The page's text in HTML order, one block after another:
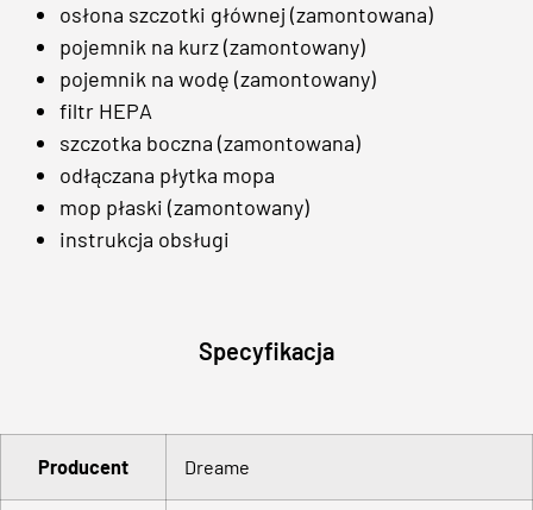
osłona szczotki głównej (zamontowana)
pojemnik na kurz (zamontowany)
pojemnik na wodę (zamontowany)
filtr HEPA
szczotka boczna (zamontowana)
odłączana płytka mopa
mop płaski (zamontowany)
instrukcja obsługi
Specyfikacja
Producent Dreame